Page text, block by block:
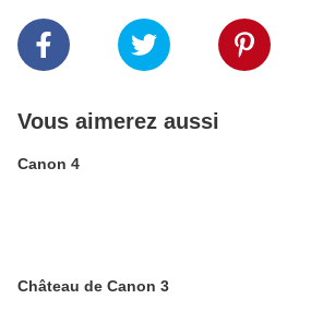
Vous aimerez aussi
Canon 4
Château de Canon 3